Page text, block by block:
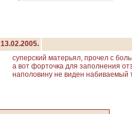
13.02.2005.
суперский матерьял, прочел с
а вот форточка для заполнения
наполовину не виден набиваемый